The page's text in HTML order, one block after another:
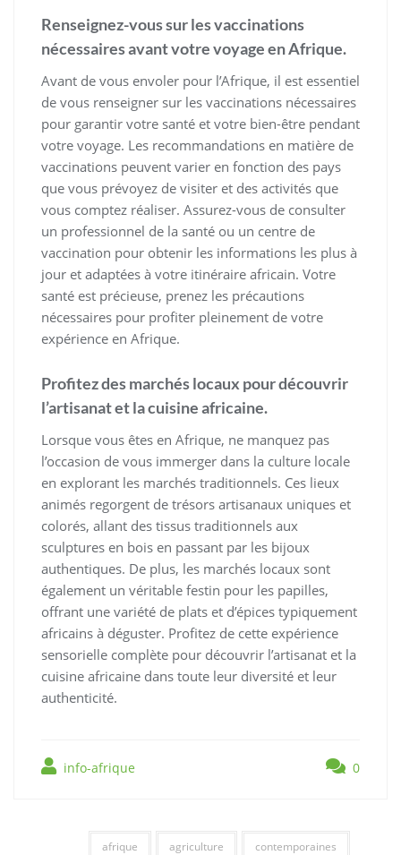
Renseignez-vous sur les vaccinations
nécessaires avant votre voyage en Afrique.
Avant de vous envoler pour l’Afrique, il est essentiel
de vous renseigner sur les vaccinations nécessaires
pour garantir votre santé et votre bien-être pendant
votre voyage. Les recommandations en matière de
vaccinations peuvent varier en fonction des pays
que vous prévoyez de visiter et des activités que
vous comptez réaliser. Assurez-vous de consulter
un professionnel de la santé ou un centre de
vaccination pour obtenir les informations les plus à
jour et adaptées à votre itinéraire africain. Votre
santé est précieuse, prenez les précautions
nécessaires pour profiter pleinement de votre
expérience en Afrique.
Profitez des marchés locaux pour découvrir
l’artisanat et la cuisine africaine.
Lorsque vous êtes en Afrique, ne manquez pas
l’occasion de vous immerger dans la culture locale
en explorant les marchés traditionnels. Ces lieux
animés regorgent de trésors artisanaux uniques et
colorés, allant des tissus traditionnels aux
sculptures en bois en passant par les bijoux
authentiques. De plus, les marchés locaux sont
également un véritable festin pour les papilles,
offrant une variété de plats et d’épices typiquement
africains à déguster. Profitez de cette expérience
sensorielle complète pour découvrir l’artisanat et la
cuisine africaine dans toute leur diversité et leur
authenticité.
info-afrique 0
afrique agriculture contemporaines